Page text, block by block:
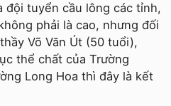
đội tuyển cầu lông các tỉnh,
phải là cao, nhưng đối
Võ Văn Út (50 tuổi),
thể chất của Trường
Long Hoa thì đây là kết